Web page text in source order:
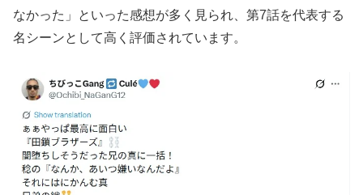
なかった」といった感想が多く見られ、第7話を代表する
名シーンとして高く評価されています。